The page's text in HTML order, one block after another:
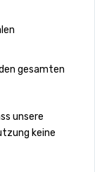
gesamten
unsere
keine